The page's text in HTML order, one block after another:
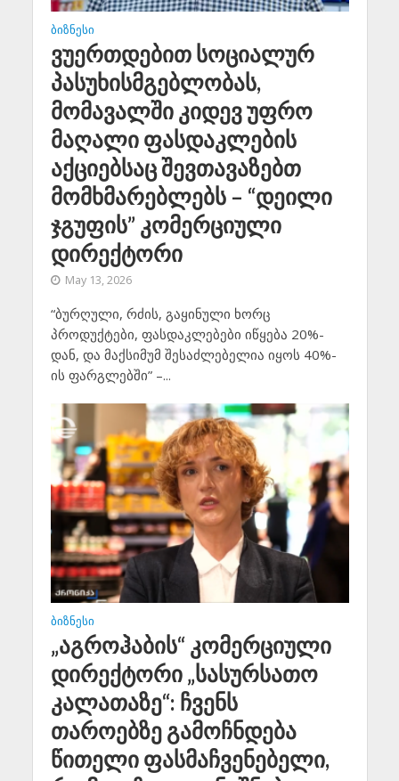
ᲑᲘᲖᲜᲔᲡᲘ
ვუერთდებით სოციალურ
პასუხისმგებლობას,
მომავალში კიდევ უფრო
მაღალი ფასდაკლების
აქციებსაც შევთავაზებთ
მომხმარებლებს – “დეილი
ჯგუფის” კომერციული
დირექტორი
May 13, 2026
“ბურღული, რძის, გაყინული ხორც
პროდუქტები, ფასდაკლებები იწყება 20%-
დან, და მაქსიმუმ შესაძლებელია იყოს 40%-
ის ფარგლებში” –...
ᲑᲘᲖᲜᲔᲡᲘ
„აგროჰაბის“ კომერციული
დირექტორი „სასურსათო
კალათაზე“: ჩვენს
თაროებზე გამოჩნდება
წითელი ფასმაჩვენებელი,